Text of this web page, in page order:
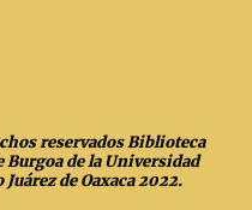
reservados Biblioteca
Burgoa de la Universidad
de Oaxaca 2022.